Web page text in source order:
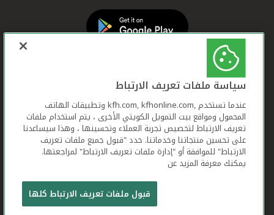
بيت التمويل الكويتي جميع الحقوق محفوظة © 2026
سياسة ملفات تعريف الارتباط
عندما تستخدم ,kfh.com, kfhonline.com وتطبيقات الهاتف
المحمول ومواقع بيت التمويل الكويتي الأخرى ، يتم استخدام ملفات
تعريف الارتباط لتخصيص تجربة العملاء وتحسينها ، وهذا سيساعدنا
على تحسين منتجاتنا وخدماتنا. حدد "قبول جميع ملفات تعريف
الارتباط" للموافقة أو "إدارة ملفات تعريف الارتباط" لمراجعتها.
يمكنك معرفة المزيد عن
قبول ملفات تعريف الارتباط كلها